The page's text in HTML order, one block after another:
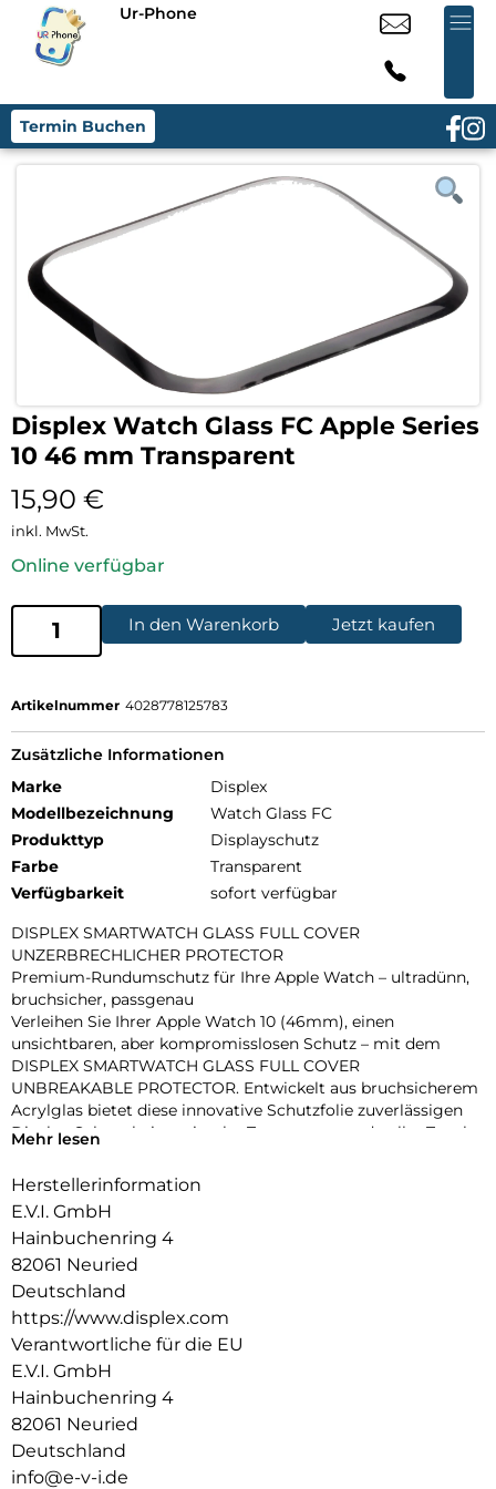
Ur-Phone
Termin Buchen
Displex Watch Glass FC Apple Series
10 46 mm Transparent
15,90 €
inkl. MwSt.
Online verfügbar
In den Warenkorb Jetzt kaufen
Artikelnummer 4028778125783
Zusätzliche Informationen
Marke
Displex
Modellbezeichnung
Watch Glass FC
Produkttyp
Displayschutz
Farbe
Transparent
Verfügbarkeit
sofort verfügbar
DISPLEX SMARTWATCH GLASS FULL COVER
UNZERBRECHLICHER PROTECTOR
Premium-Rundumschutz für Ihre Apple Watch – ultradünn,
bruchsicher, passgenau
Verleihen Sie Ihrer Apple Watch 10 (46mm), einen
unsichtbaren, aber kompromisslosen Schutz – mit dem
DISPLEX SMARTWATCH GLASS FULL COVER
UNBREAKABLE PROTECTOR. Entwickelt aus bruchsicherem
Acrylglas bietet diese innovative Schutzfolie zuverlässigen
Display-Schutz bei maximaler Transparenz und voller Touch-
Dank des vollflächig haftenden Edge-to-Edge-Designs mit
ab – perfekt für sportliche Einsätze, den Alltag oder den
stilbewussten Nutzer. Eine High-Tech-Anti-Fingerprint-
Beschichtung schützt vor störenden Flecken und sorgt für
dauerhaft brillante Optik.
Die beiliegende Eco-Montagehilfe aus recyceltem PET (rPET)
macht die Anbringung zum Kinderspiel: einfach, sicher,
blasenfrei – ohne Werkzeug oder Klebstoffreste.
Produktvorteile im Überblick:
Unzerbrechliches, stoßdämpfendes Acrylglas
3D Edge-to-Edge Kontur für nahtlose Abdeckung
Ultradünn – volle Touch-, Wisch- und Buttonfunktion
Mehr lesen
Herstellerinformation
E.V.I. GmbH
Hainbuchenring 4
82061 Neuried
Deutschland
https://www.displex.com
Verantwortliche für die EU
E.V.I. GmbH
Hainbuchenring 4
82061 Neuried
Deutschland
info@e-v-i.de